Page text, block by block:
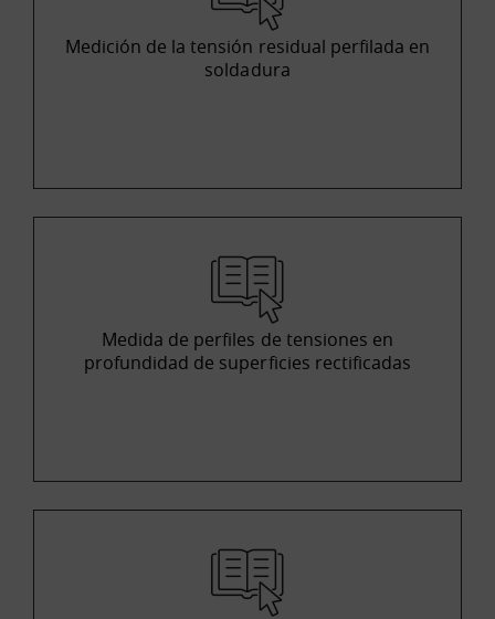
Medición de la tensión residual perfilada en
soldadura
Medida de perfiles de tensiones en
profundidad de superficies rectificadas